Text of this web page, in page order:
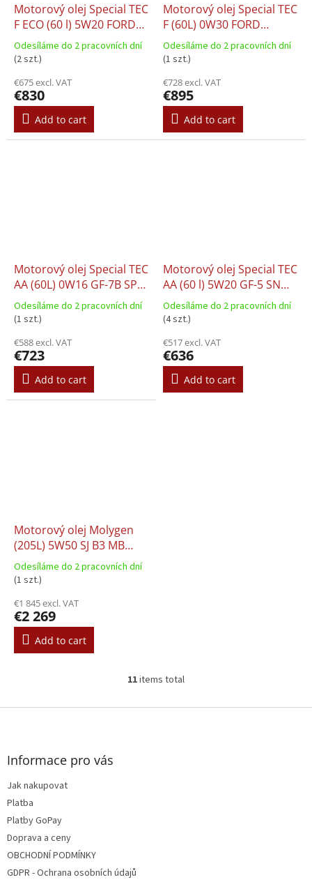
Motorový olej Special TEC
F ECO (60 l) 5W20 FORD
M2C948 B JAGUAR
03.5004 LAND ROVER
Odesíláme do 2 pracovních dní
(2 szt.)
€675 excl. VAT
€830
Add to cart
Motorový olej Special TEC
F (60L) 0W30 FORD
M2C950 A JAGUAR
03.5007 LAND ROVER
Odesíláme do 2 pracovních dní
(1 szt.)
€728 excl. VAT
€895
Add to cart
Motorový olej Special TEC
AA (60L) 0W16 GF-7B SP
HONDA LEXUS SUZUKI
TOYOTA
Odesíláme do 2 pracovních dní
(1 szt.)
€588 excl. VAT
€723
Add to cart
Motorový olej Special TEC
AA (60 l) 5W20 GF-5 SN
CHRYSLER MS-6395 FORD
M2C925 A FORD M2C930
Odesíláme do 2 pracovních dní
(4 szt.)
€517 excl. VAT
€636
Add to cart
Motorový olej Molygen
(205L) 5W50 SJ B3 MB
229.1 VW 502.00 VW
505.00
Odesíláme do 2 pracovních dní
(1 szt.)
€1 845 excl. VAT
€2 269
Add to cart
L
s
11items total
F
Informace pro vás
Jak nakupovat
Platba
Platby GoPay
Doprava a ceny
OBCHODNÍ PODMÍNKY
GDPR - Ochrana osobních údajů